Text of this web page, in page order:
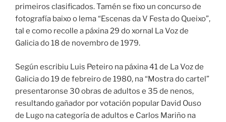
primeiros clasificados. Tamén se fixo un concurso de
fotografía baixo o lema “Escenas da V Festa do Queixo”,
tal e como recolle a páxina 29 do xornal La Voz de
Galicia do 18 de novembro de 1979.
Según escribiu Luis Peteiro na páxina 41 de La Voz de
Galicia do 19 de febreiro de 1980, na “Mostra do cartel”
presentaronse 30 obras de adultos e 35 de nenos,
resultando gañador por votación popular David Ouso
de Lugo na categoría de adultos e Carlos Mariño na